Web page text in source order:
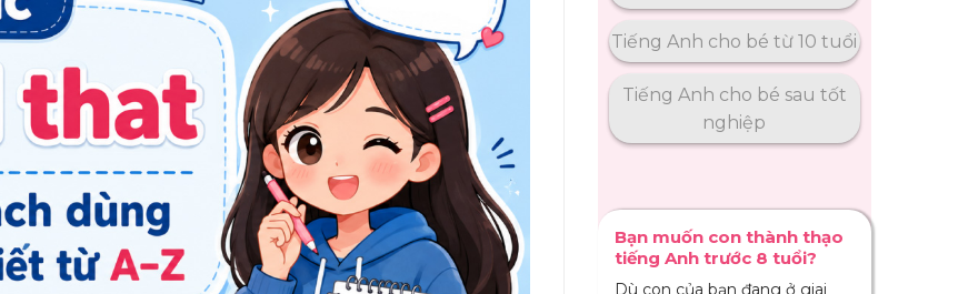
Tiếng Anh cho bé từ 10 tuổi
Tiếng Anh cho bé sau tốt
nghiệp
Bạn muốn con thành thạo
tiếng Anh trước 8 tuổi?
Dù con của bạn đang ở giai